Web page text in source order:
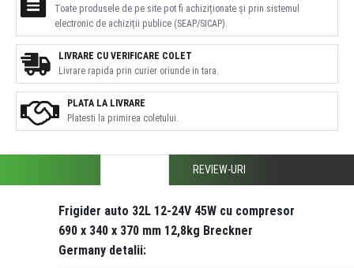
PLATA LA LIVRARE
Platesti la primirea coletului.
LIVRARE CU VERIFICARE COLET
Livrare rapida prin curier oriunde in tara.
Toate produsele de pe site pot fi achiziționate și prin sistemul
electronic de achiziții publice (SEAP/SICAP).
REVIEW-URI
Frigider auto 32L 12-24V 45W cu compresor
690 x 340 x 370 mm 12,8kg Breckner
Germany detalii: